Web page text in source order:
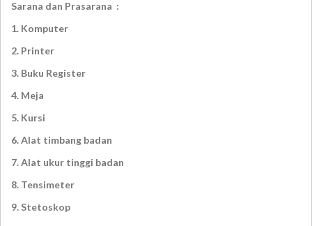
Sarana dan Prasarana :
1. Komputer
2. Printer
3. Buku Register
4. Meja
5. Kursi
6. Alat timbang badan
7. Alat ukur tinggi badan
8. Tensimeter
9. Stetoskop